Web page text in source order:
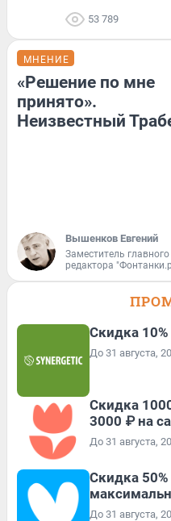
53 789
МНЕНИЕ
«Решение по мне
принято».
Неизвестный
Вышенков Евгений
Заместитель главного
редактора
Скидка
До 31 августа,
Скидка
3000 ₽ на
До 31 августа,
Скидка
До 31 августа,